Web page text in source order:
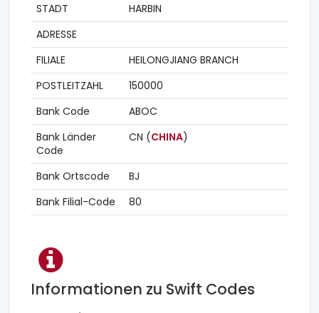
STADT
HARBIN
ADRESSE
FILIALE
HEILONGJIANG BRANCH
POSTLEITZAHL
150000
Bank Code
ABOC
Bank Länder
Code
CN (CHINA)
Bank Ortscode
BJ
Bank Filial-Code
80
Informationen zu Swift Codes